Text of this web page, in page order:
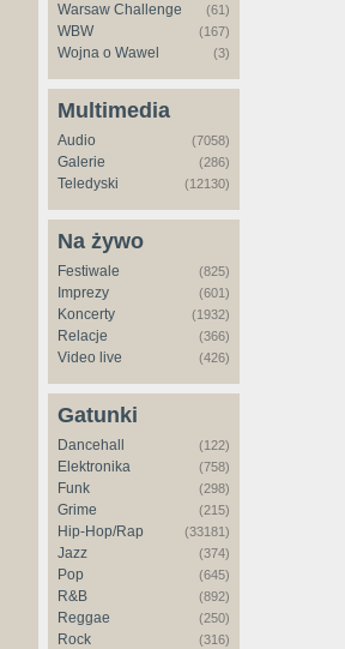
Warsaw Challenge (61)
WBW (167)
Wojna o Wawel (3)
Multimedia
Audio (7058)
Galerie (286)
Teledyski (12130)
Na żywo
Festiwale (825)
Imprezy (601)
Koncerty (1932)
Relacje (366)
Video live (426)
Gatunki
Dancehall (122)
Elektronika (758)
Funk (298)
Grime (215)
Hip-Hop/Rap (33181)
Jazz (374)
Pop (645)
R&B (892)
Reggae (250)
Rock (316)